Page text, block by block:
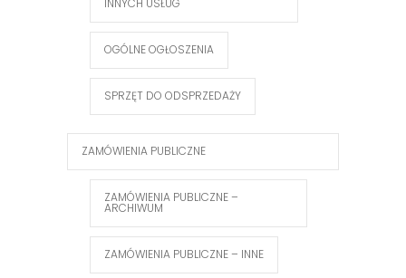
INNYCH USŁUG
OGÓLNE OGŁOSZENIA
SPRZĘT DO ODSPRZEDAŻY
ZAMÓWIENIA PUBLICZNE
ZAMÓWIENIA PUBLICZNE –
ARCHIWUM
ZAMÓWIENIA PUBLICZNE – INNE